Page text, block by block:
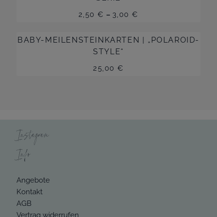
2,50€ – 3,00€
BABY-MEILENSTEINKARTEN | „POLAROID-
STYLE“
25,00€
Instagram
Info
Angebote
Kontakt
AGB
Vertrag widerrufen